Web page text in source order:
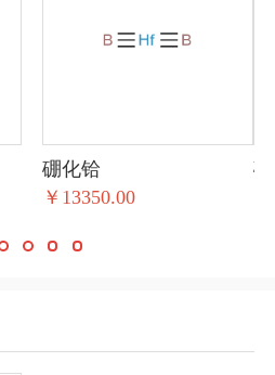
硼化铪
￥13350.00